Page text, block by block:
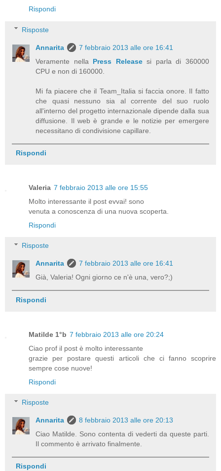
Rispondi
Risposte
Annarita
7 febbraio 2013 alle ore 16:41
Veramente nella Press Releasesi parla di 360000
CPU e non di 160000.
Mi fa piacere che il Team_Italia si faccia onore. Il fatto
che quasi nessuno sia al corrente del suo ruolo
all'interno del progetto internazionale dipende dalla sua
diffusione. Il web è grande e le notizie per emergere
necessitano di condivisione capillare.
Rispondi
Valeria 7 febbraio 2013 alle ore 15:55
Molto interessante il post evvai! sono
venuta a conoscenza di una nuova scoperta.
Rispondi
Risposte
Annarita
7 febbraio 2013 alle ore 16:41
Già, Valeria! Ogni giorno ce n'è una, vero?;)
Rispondi
Matilde 1°b 7 febbraio 2013 alle ore 20:24
Ciao prof il post è molto interessante
grazie per postare questi articoli che ci fanno scoprire
sempre cose nuove!
Rispondi
Risposte
Annarita
8 febbraio 2013 alle ore 20:13
Ciao Matilde. Sono contenta di vederti da queste parti.
Il commento è arrivato finalmente.
Rispondi